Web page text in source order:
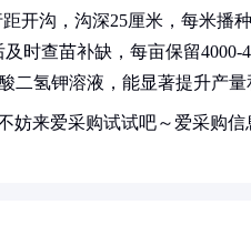
开沟，沟深25厘米，每米播
时查苗补缺，每亩保留
二氢钾溶液，能显著提升产量
妨来爱采购试试吧～爱采购信